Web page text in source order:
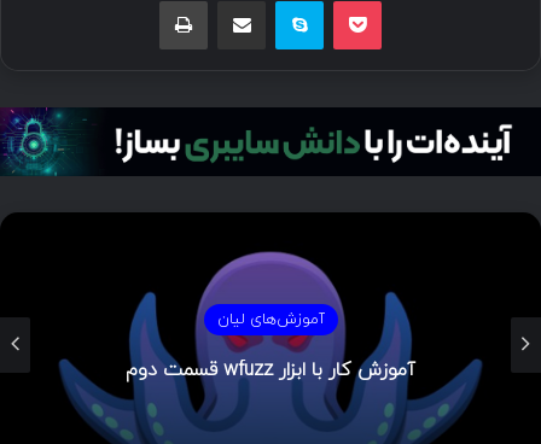
آموزش‌های لیان
آموزش کار با ابزار wfuzz قسمت اول